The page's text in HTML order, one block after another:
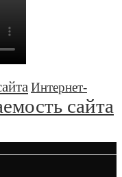
Интернет-
сайта